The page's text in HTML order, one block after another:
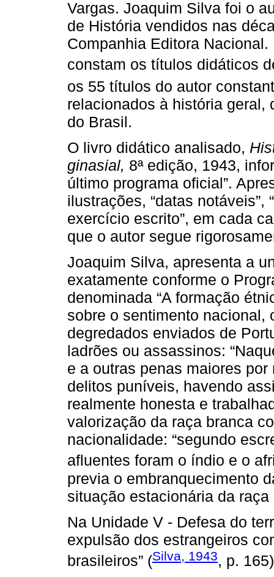
Vargas. Joaquim Silva foi o
de História vendidos nas
Companhia Editora
constam os títulos didáticos
os 55 títulos do autor
relacionados à história geral,
do Brasil.
O livro didático analisado,
ginasial, 8ª edição, 1943,
último programa oficial”.
ilustrações, “datas notáveis”,
exercício escrito”, em cada
que o autor segue
Joaquim Silva, apresenta a
exatamente conforme o
denominada “A formação
sobre o sentimento nacional,
degredados enviados de
ladrões ou assassinos:
e a outras penas maiores
delitos puníveis, havendo
realmente honesta e
valorização da raça branca
nacionalidade: “segundo
afluentes foram o índio e o
previa o embranquecimento
situação estacionária da
Na Unidade V - Defesa do
expulsão dos estrangeiros
brasileiros” (Silva, 1943, p.